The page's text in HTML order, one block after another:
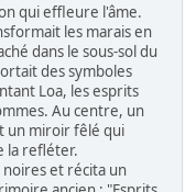
qui effleure l'âme.
les marais en
dans le sous-sol du
des symboles
Loa, les esprits
Au centre, un
un miroir fêlé qui
la refléter.
et récita un